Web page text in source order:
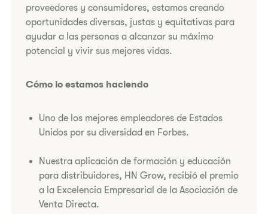
proveedores y consumidores, estamos creando
oportunidades diversas, justas y equitativas para
ayudar a las personas a alcanzar su máximo
potencial y vivir sus mejores vidas.
​Cómo lo estamos haciendo
​Uno de los mejores empleadores de Estados
Unidos por su diversidad en Forbes.
Nuestra aplicación de formación y educación
para distribuidores, HN Grow, recibió el premio
a la Excelencia Empresarial de la Asociación de
Venta Directa.